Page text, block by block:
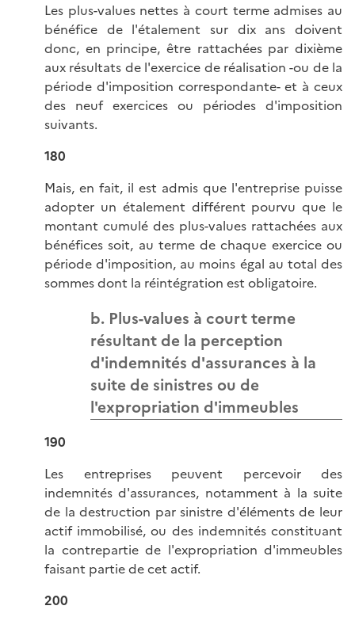
Les plus-values nettes à court terme admises au
bénéfice de l'étalement sur dix ans doivent
donc, en principe, être rattachées par dixième
aux résultats de l'exercice de réalisation -ou de la
période d'imposition correspondante- et à ceux
des neuf exercices ou périodes d'imposition
suivants.
180
Mais, en fait, il est admis que l'entreprise puisse
adopter un étalement différent pourvu que le
montant cumulé des plus-values rattachées aux
bénéfices soit, au terme de chaque exercice ou
période d'imposition, au moins égal au total des
sommes dont la réintégration est obligatoire.
b. Plus-values à court terme
résultant de la perception
d'indemnités d'assurances à la
suite de sinistres ou de
l'expropriation d'immeubles
190
Les entreprises peuvent percevoir des
indemnités d'assurances, notamment à la suite
de la destruction par sinistre d'éléments de leur
actif immobilisé, ou des indemnités constituant
la contrepartie de l'expropriation d'immeubles
faisant partie de cet actif.
200